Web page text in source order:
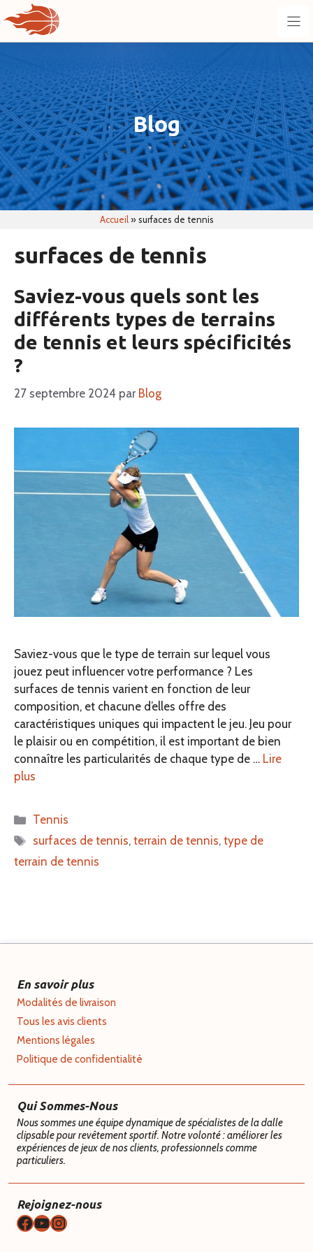
au
contenu
Blog
Accueil»surfaces de tennis
surfaces de tennis
Saviez-vous quels sont les
différents types de terrains
de tennis et leurs spécificités
?
27 septembre 2024 par Blog
Saviez-vous que le type de terrain sur lequel vous
jouez peut influencer votre performance ? Les
surfaces de tennis varient en fonction de leur
composition, et chacune d’elles offre des
caractéristiques uniques qui impactent le jeu. Jeu pour
le plaisir ou en compétition, il est important de bien
connaître les particularités de chaque type de … Lire
plus
Catégories
Tennis
Étiquettes
surfaces de tennis,terrain de tennis,type de
terrain de tennis
En savoir plus
Modalités de livraison
Tous les avis clients
Mentions légales
Politique de confidentialité
Qui Sommes-Nous
Nous sommes une équipe dynamique de spécialistes de la dalle
clipsable pour revêtement sportif. Notre volonté : améliorer les
expériences de jeux de nos clients, professionnels comme
particuliers.
Rejoignez-nous
Facebook
YouTube
Instagram